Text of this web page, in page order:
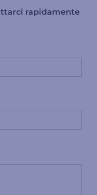
rapidamente